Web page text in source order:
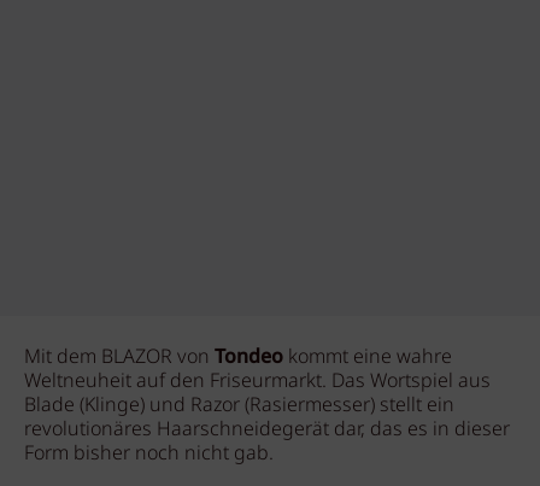
Mit dem BLAZOR von Tondeo kommt eine wahre
Weltneuheit auf den Friseurmarkt. Das Wortspiel aus
Blade (Klinge) und Razor (Rasiermesser) stellt ein
revolutionäres Haarschneidegerät dar, das es in dieser
Form bisher noch nicht gab.